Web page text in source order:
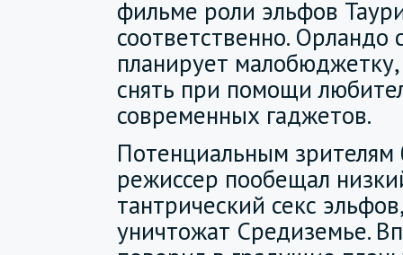
фильме роли эльфов
соответственно. Орландо
планирует
снять при помощи
современных гаджетов.
Потенциальным
режиссер пообещал
тантрический секс
уничтожат Средиземье.